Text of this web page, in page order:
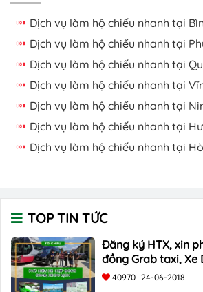
Dịch vụ làm hộ chiếu nhanh tại
Dịch vụ làm hộ chiếu nhanh tại
Dịch vụ làm hộ chiếu nhanh tại
Dịch vụ làm hộ chiếu nhanh tại
Dịch vụ làm hộ chiếu nhanh tại
Dịch vụ làm hộ chiếu nhanh tại
Dịch vụ làm hộ chiếu nhanh tại
TOP TIN TỨC
Đăng ký HTX, xin
đồng Grab taxi, Xe
Minh Giá Rẻ
40970 24-06-2018